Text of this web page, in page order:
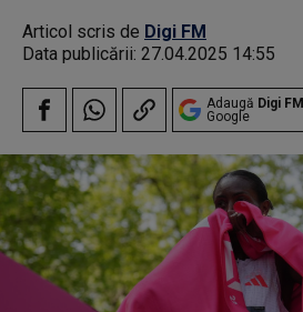
Articol scris de Digi FM
Data publicării: 27.04.2025 14:55
Adaugă Digi FM
Google